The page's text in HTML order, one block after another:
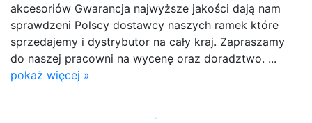
akcesoriów Gwarancja najwyższe jakości dają nam
sprawdzeni Polscy dostawcy naszych ramek które
sprzedajemy i dystrybutor na cały kraj. Zapraszamy
do naszej pracowni na wycenę oraz doradztwo. ...
pokaż więcej »